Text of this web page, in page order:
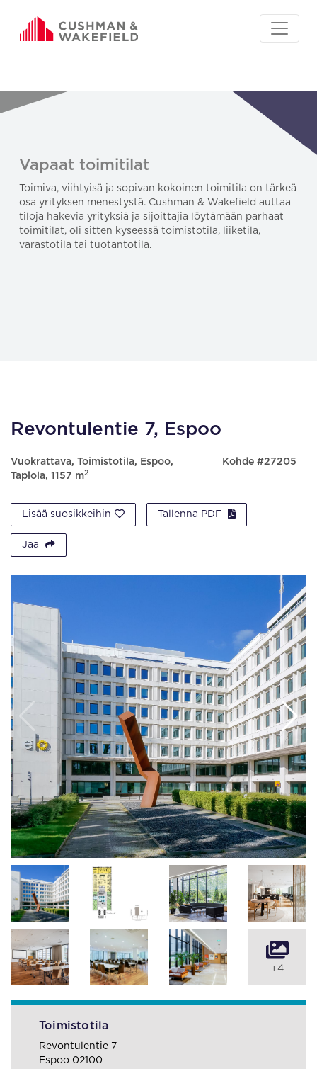
Vapaat toimitilat
Toimiva, viihtyisä ja sopivan kokoinen toimitila on tärkeä
osa yrityksen menestystä. Cushman & Wakefield auttaa
tiloja hakevia yrityksiä ja sijoittajia löytämään parhaat
toimitilat, oli sitten kyseessä toimistotila, liiketila,
varastotila tai tuotantotila.
Revontulentie 7, Espoo
Vuokrattava, Toimistotila, Espoo,
Tapiola, 1157 m2
Kohde #27205
Lisää suosikkeihin Tallenna PDF
Jaa
+4
Toimistotila
Revontulentie 7
Espoo 02100